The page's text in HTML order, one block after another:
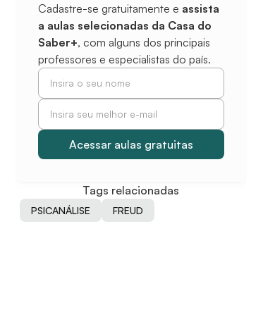
Cadastre-se gratuitamente e assista
a aulas selecionadas da Casa do
Saber+, com alguns dos principais
professores e especialistas do país.
Tags relacionadas
PSICANÁLISE FREUD